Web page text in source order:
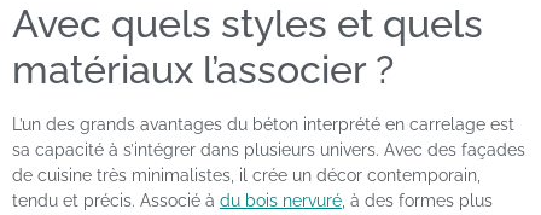
Avec quels styles et quels
matériaux l’associer ?
L’un des grands avantages du béton interprété en carrelage est
sa capacité à s’intégrer dans plusieurs univers. Avec des façades
de cuisine très minimalistes, il crée un décor contemporain,
tendu et précis. Associé à du bois nervuré, à des formes plus